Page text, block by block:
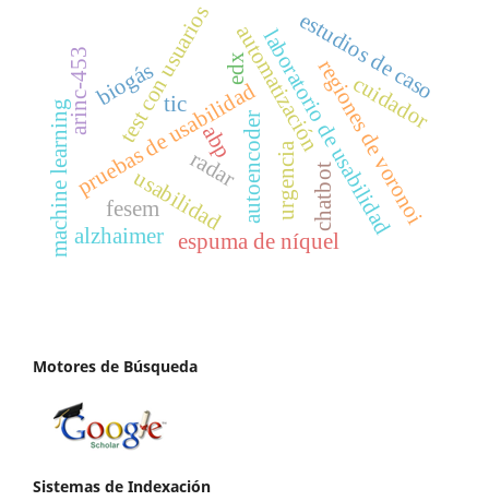
laboratorio de usabilidad
pruebas de usabilidad
test con usuarios
usabilidad
automatización
biogás
autoencoder
machine learning regiones de voronoi
abp
estudios de caso
espuma de níquel
fesem
edx
chatbot
alzhaimer
cuidador
urgencia
tic
radar
arinc-453
Motores de Búsqueda
Sistemas de Indexación